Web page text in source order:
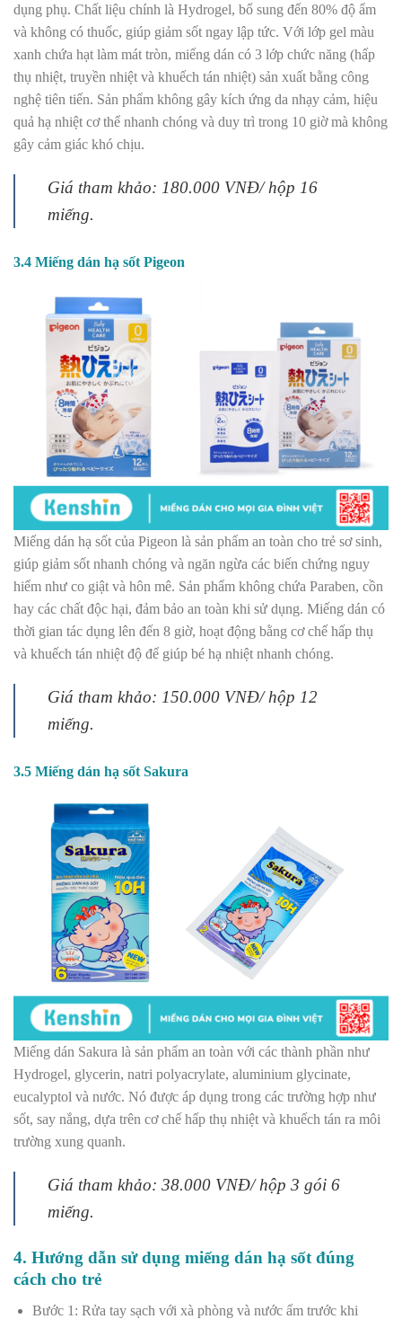
dụng phụ. Chất liệu chính là Hydrogel, bổ sung đến 80% độ ẩm
và không có thuốc, giúp giảm sốt ngay lập tức. Với lớp gel màu
xanh chứa hạt làm mát tròn, miếng dán có 3 lớp chức năng (hấp
thụ nhiệt, truyền nhiệt và khuếch tán nhiệt) sản xuất bằng công
nghệ tiên tiến. Sản phẩm không gây kích ứng da nhạy cảm, hiệu
quả hạ nhiệt cơ thể nhanh chóng và duy trì trong 10 giờ mà không
gây cảm giác khó chịu.
Giá tham khảo: 180.000 VNĐ/ hộp 16
miếng.
3.4 Miếng dán hạ sốt Pigeon
Miếng dán hạ sốt của Pigeon là sản phẩm an toàn cho trẻ sơ sinh,
giúp giảm sốt nhanh chóng và ngăn ngừa các biến chứng nguy
hiểm như co giật và hôn mê. Sản phẩm không chứa Paraben, cồn
hay các chất độc hại, đảm bảo an toàn khi sử dụng. Miếng dán có
thời gian tác dụng lên đến 8 giờ, hoạt động bằng cơ chế hấp thụ
và khuếch tán nhiệt độ để giúp bé hạ nhiệt nhanh chóng.
Giá tham khảo: 150.000 VNĐ/ hộp 12
miếng.
3.5 Miếng dán hạ sốt Sakura
Miếng dán Sakura là sản phẩm an toàn với các thành phần như
Hydrogel, glycerin, natri polyacrylate, aluminium glycinate,
eucalyptol và nước. Nó được áp dụng trong các trường hợp như
sốt, say nắng, dựa trên cơ chế hấp thụ nhiệt và khuếch tán ra môi
trường xung quanh.
Giá tham khảo: 38.000 VNĐ/ hộp 3 gói 6
miếng.
4. Hướng dẫn sử dụng miếng dán hạ sốt đúng
cách cho trẻ
Bước 1: Rửa tay sạch với xà phòng và nước ấm trước khi